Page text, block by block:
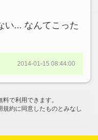
い... なんてこった
2014-01-15 08:44:00
で利用できます。
約に同意したものとみなし